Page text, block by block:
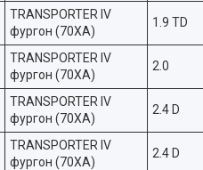
TRANSPORTER IV
фургон (70XA)
1.9 TD
TRANSPORTER IV
фургон (70XA)
2.0
TRANSPORTER IV
фургон (70XA)
2.4 D
TRANSPORTER IV
фургон (70XA)
2.4 D